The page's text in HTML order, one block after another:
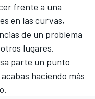
frente a una
en las curvas,
de un problema
lugares.
parte un punto
haciendo más